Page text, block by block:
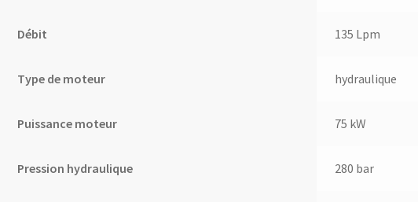
Débit 135 Lpm
Type de moteur hydraulique
Puissance moteur 75 kW
Pression hydraulique 280 bar